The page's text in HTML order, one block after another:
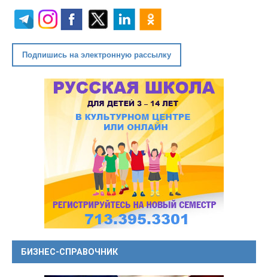
Подпишись на электронную рассылку
БИЗНЕС-СПРАВОЧНИК